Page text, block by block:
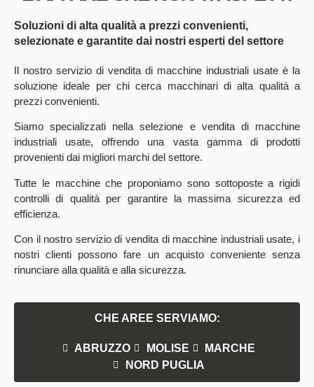
Soluzioni di alta qualità a prezzi convenienti,
selezionate e garantite dai nostri esperti del settore
Il nostro servizio di vendita di macchine industriali usate è la
soluzione ideale per chi cerca macchinari di alta qualità a
prezzi convenienti.
Siamo specializzati nella selezione e vendita di macchine
industriali usate, offrendo una vasta gamma di prodotti
provenienti dai migliori marchi del settore.
Tutte le macchine che proponiamo sono sottoposte a rigidi
controlli di qualità per garantire la massima sicurezza ed
efficienza.
Con il nostro servizio di vendita di macchine industriali usate, i
nostri clienti possono fare un acquisto conveniente senza
rinunciare alla qualità e alla sicurezza.
CHE AREE SERVIAMO:
ABRUZZO MOLISE
MARCHE
NORD PUGLIA